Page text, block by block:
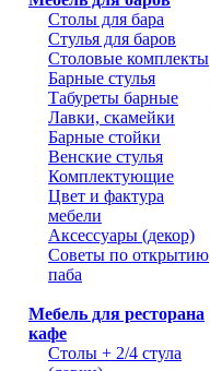
Столы для бара
Стулья для баров
Столовые комплекты
Барные стулья
Табуреты барные
Лавки, скамейки
Барные стойки
Венские стулья
Комплектующие
Цвет и фактура
мебели
Аксессуары (декор)
Советы по открытию
паба
Мебель для ресторана
кафе
Столы + 2/4 стула